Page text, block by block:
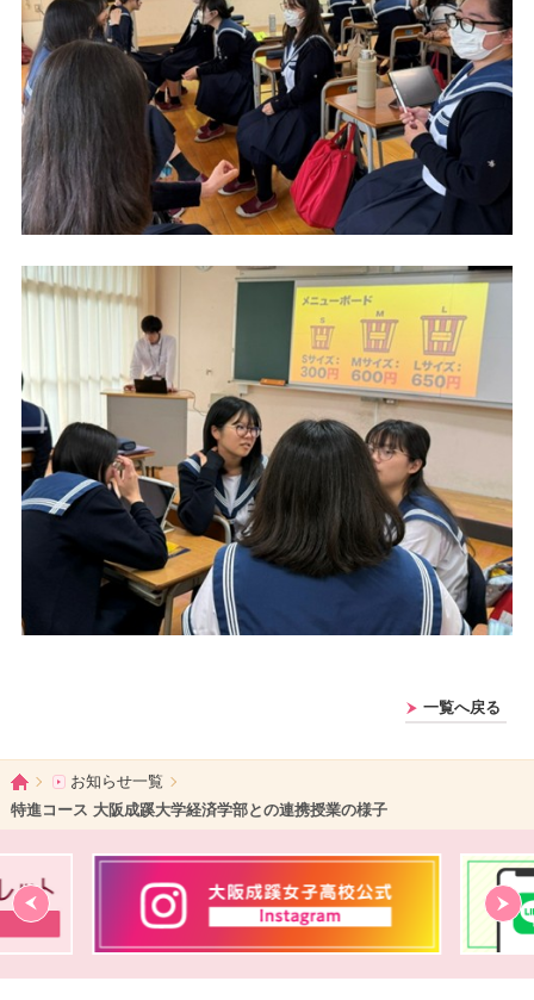
一覧へ戻る
ホームお知らせ一覧
特進コース 大阪成蹊大学経済学部との連携授業の様子